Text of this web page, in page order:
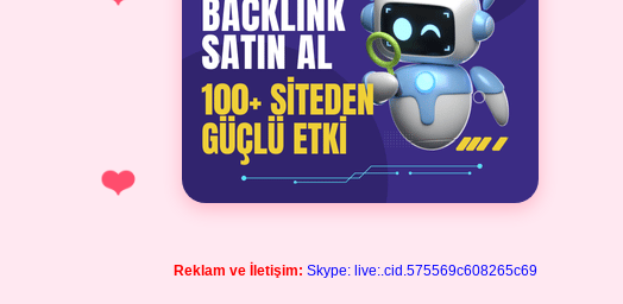
Reklam ve İletişim: Skype: live:.cid.575569c608265c69